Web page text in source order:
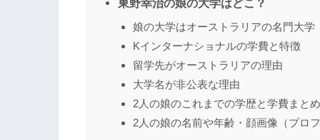
東野幸治の娘の大学はどこ？
娘の大学はオーストラリアの名門大学
Kインターナショナルの学費と特徴
留学先がオーストラリアの理由
大学名が非公表な理由
2人の娘のこれまでの学歴と学費まとめ
2人の娘の名前や年齢・顔画像（プロフ